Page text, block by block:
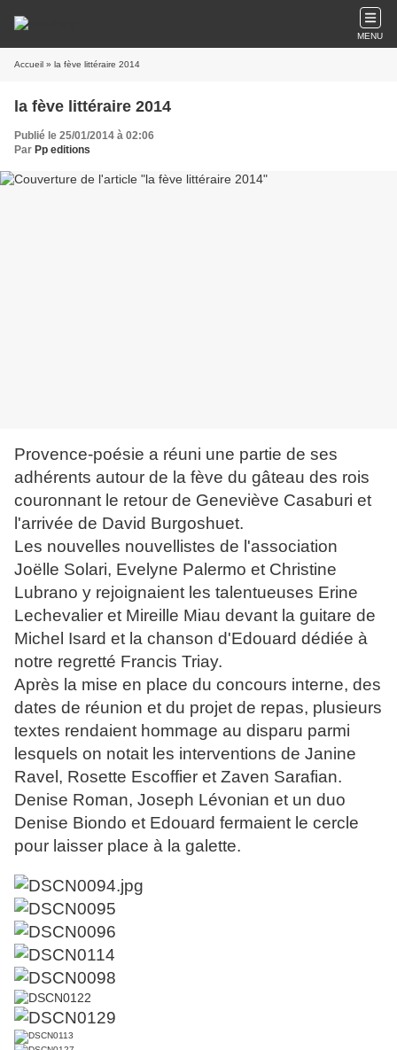
MENU
Accueil » la fève littéraire 2014
la fève littéraire 2014
Publié le 25/01/2014 à 02:06
Par Pp editions
Provence-poésie a réuni une partie de ses
adhérents autour de la fève du gâteau des rois
couronnant le retour de Geneviève Casaburi et
l'arrivée de David Burgoshuet.
Les nouvelles nouvellistes de l'association
Joëlle Solari, Evelyne Palermo et Christine
Lubrano y rejoignaient les talentueuses Erine
Lechevalier et Mireille Miau devant la guitare de
Michel Isard et la chanson d'Edouard dédiée à
notre regretté Francis Triay.
Après la mise en place du concours interne, des
dates de réunion et du projet de repas, plusieurs
textes rendaient hommage au disparu parmi
lesquels on notait les interventions de Janine
Ravel, Rosette Escoffier et Zaven Sarafian.
Denise Roman, Joseph Lévonian et un duo
Denise Biondo et Edouard fermaient le cercle
pour laisser place à la galette.